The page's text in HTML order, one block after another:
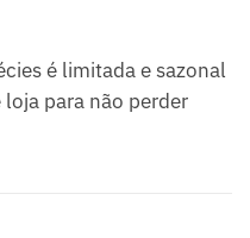
é limitada e sazonal
para não perder